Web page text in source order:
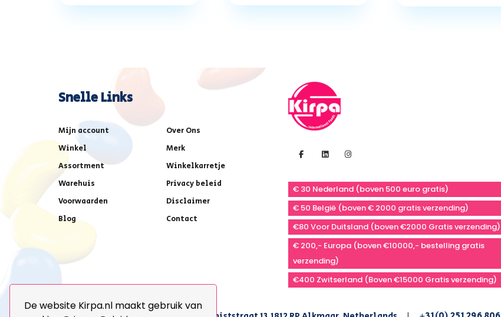
De website Kirpa.nl maakt gebruik van
Snelle Links
Mijn account
Over Ons
Winkel
Merk
Assortment
Winkelkarretje
Warehuis
Privacy beleid
Voorwaarden
Disclaimer
Blog
Contact
€ 30 Nederland (boven 500 euro gratis)
€ 50 België (boven € 2000 gratis verzending)
€80 Voor Duitsland (boven €2000 Gratis verzending)
€ 200,- Europa (boven €10000,- bestelling gratis
verzending)
€400 Zwitserland (Boven €15000 Gratis verzending)